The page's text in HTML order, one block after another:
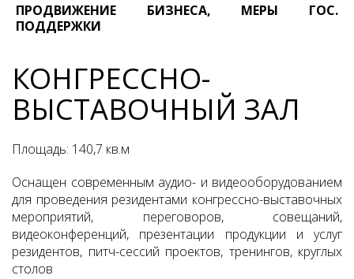
ПРОДВИЖЕНИЕ БИЗНЕСА, МЕРЫ ГОС.
ПОДДЕРЖКИ
КОНГРЕССНО-
ВЫСТАВОЧНЫЙ ЗАЛ
Площадь: 140,7 кв.м
Оснащен современным аудио- и видеооборудованием
для проведения резидентами конгрессно-выставочных
мероприятий, переговоров, совещаний,
видеоконференций, презентации продукции и услуг
резидентов, питч-сессий проектов, тренингов, круглых
столов